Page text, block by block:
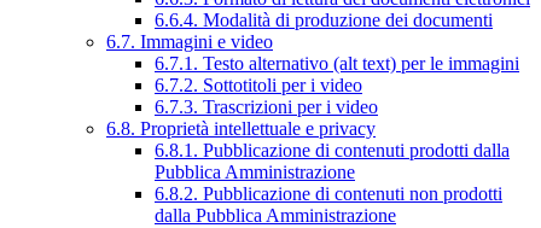
6.6.4. Modalità di produzione dei documenti
6.7. Immagini e video
6.7.1. Testo alternativo (alt text) per le immagini
6.7.2. Sottotitoli per i video
6.7.3. Trascrizioni per i video
6.8. Proprietà intellettuale e privacy
6.8.1. Pubblicazione di contenuti prodotti dalla
Pubblica Amministrazione
6.8.2. Pubblicazione di contenuti non prodotti
dalla Pubblica Amministrazione